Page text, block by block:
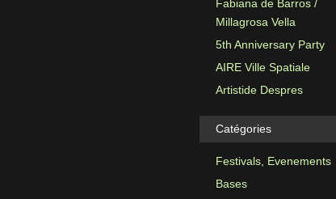
Fabiana de Barros /
Millagrosa Vella
5th Anniversary Party
AIRE Ville Spatiale
Artistide Despres
Catégories
Festivals, Evenements
Bases